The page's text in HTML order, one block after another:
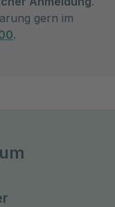
gern im
.